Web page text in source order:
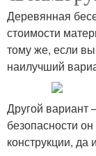
Деревянная
стоимости
тому же, если
наилучший
Другой вариант
безопасности
конструкции, да